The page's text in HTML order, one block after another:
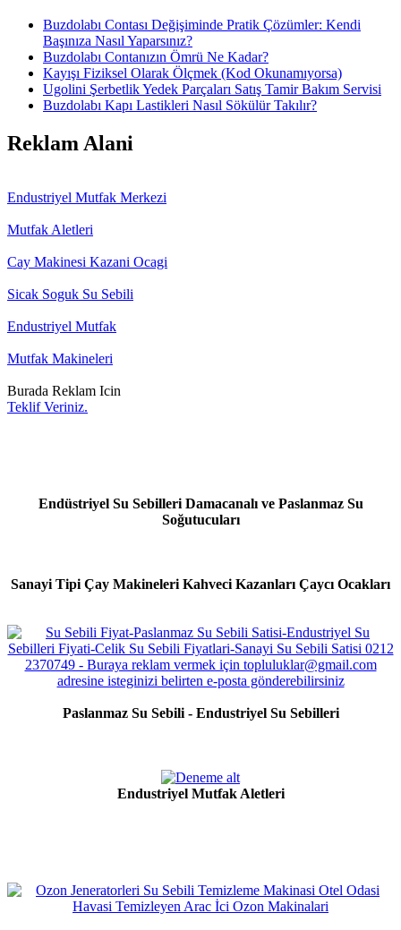
Buzdolabı Contası Değişiminde Pratik Çözümler: Kendi
Başınıza Nasıl Yaparsınız?
Buzdolabı Contanızın Ömrü Ne Kadar?
Kayışı Fiziksel Olarak Ölçmek (Kod Okunamıyorsa)
Ugolini Şerbetlik Yedek Parçaları Satış Tamir Bakım Servisi
Buzdolabı Kapı Lastikleri Nasıl Sökülür Takılır?
Reklam Alani
Endustriyel Mutfak Merkezi
Mutfak Aletleri
Cay Makinesi Kazani Ocagi
Sicak Soguk Su Sebili
Endustriyel Mutfak
Mutfak Makineleri
Burada Reklam Icin
Teklif Veriniz.
Endüstriyel Su Sebilleri Damacanalı ve Paslanmaz Su
Soğutucuları
Sanayi Tipi Çay Makineleri Kahveci Kazanları Çaycı Ocakları
Paslanmaz Su Sebili - Endustriyel Su Sebilleri
Endustriyel Mutfak Aletleri